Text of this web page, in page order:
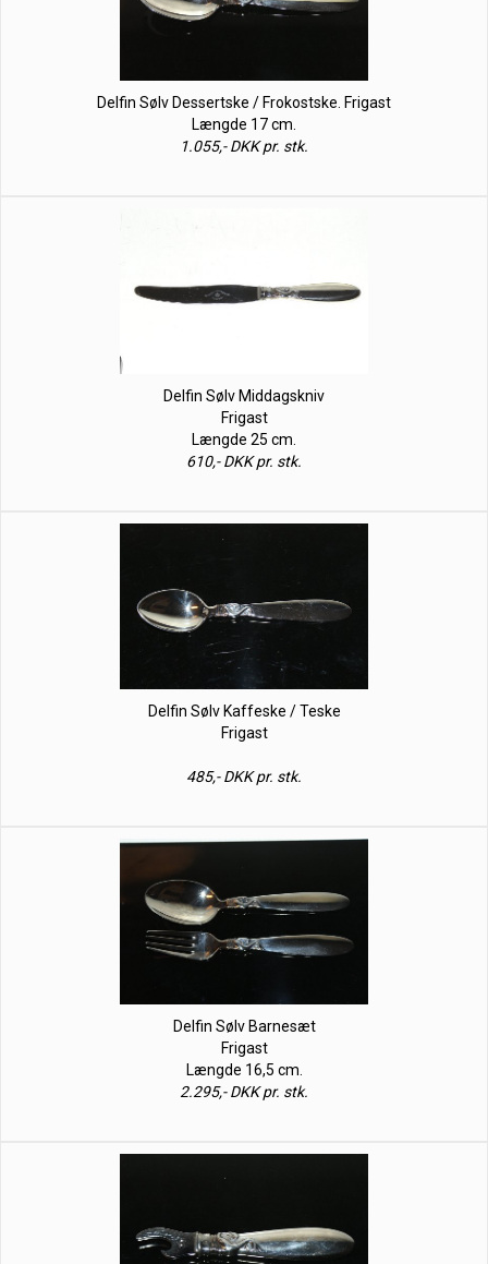
Delfin Sølv Dessertske / Frokostske. Frigast
Længde 17 cm.
1.055,- DKK pr. stk.
Delfin Sølv Middagskniv
Frigast
Længde 25 cm.
610,- DKK pr. stk.
Delfin Sølv Kaffeske / Teske
Frigast
485,- DKK pr. stk.
Delfin Sølv Barnesæt
Frigast
Længde 16,5 cm.
2.295,- DKK pr. stk.